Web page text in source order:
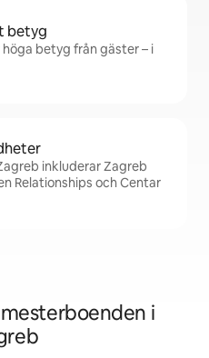
betyg
betyg från gäster – i
inkluderar Zagreb
Relationships och Centar
i